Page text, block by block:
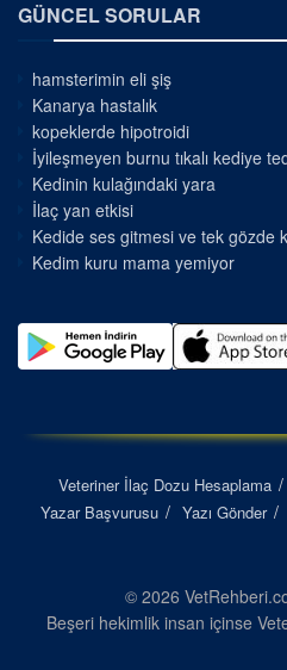
GÜNCEL SORULAR
hamsterimin eli şiş
Kanarya hastalık
kopeklerde hipotroidi
İyileşmeyen burnu tıkalı kediye
Kedinin kulağındaki yara
İlaç yan etkisi
Kedide ses gitmesi ve tek gözde
Kedim kuru mama yemiyor
Veteriner İlaç Dozu Hesaplama
Yazar Başvurusu
Yazı Gönder
© 2026
Beşeri hekimlik insan içinse